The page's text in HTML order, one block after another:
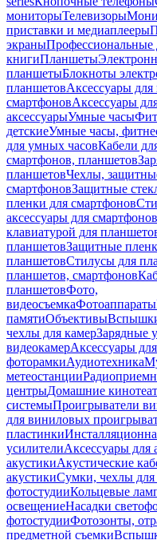
мониторыТелевизоры
приставки и медиаплееры
экраныПрофессиональные
книгиПланшеты
планшетыБлокноты
планшетовАксессуары
смартфоновАксессуары
аксессуарыУмные часы
детскиеУмные часы,
для умных часовКабели
смартфонов, планшетов
планшетовЧехлы,
смартфоновЗащитные
пленки для смартфонов
аксессуары для смартфонов
клавиатурой для
планшетовЗащитные
планшетовСтилусы для
планшетов, смартфонов
планшетовФото,
видеосъемкаФотоаппараты
памятиОбъективы
чехлы для камерЗарядные
видеокамерАксессуары
фоторамкиАудиотехника
метеостанции
центрыДомашние
системыПроигрыватели
для виниловых
пластинки
усилителиАксессуары для
акустикиАкустические
акустикиСумки, чехлы для
фотостудииКольцевые
освещениеНасадки
фотостудииФотозонты,
предметной съемки